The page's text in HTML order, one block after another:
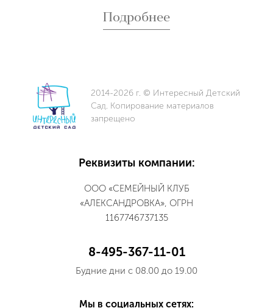
Подробнее
2014-2026 г. © Интересный Детский
Сад. Копирование материалов
запрещено
Реквизиты компании:
ООО «СЕМЕЙНЫЙ КЛУБ
«АЛЕКСАНДРОВКА», ОГРН
1167746737135
8-495-367-11-01
Будние дни с 08.00 до 19.00
Мы в социальных сетях: